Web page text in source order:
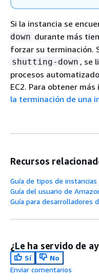
Si la instancia se
down durante más
forzar su terminación.
shutting-down , se
procesos
EC2. Para obtener
la terminación de una
Recursos
Guía de tipos de instancias
Guía del usuario de
Guía para desarrolladores
¿Le ha servido de
Sí
No
Enviar comentarios